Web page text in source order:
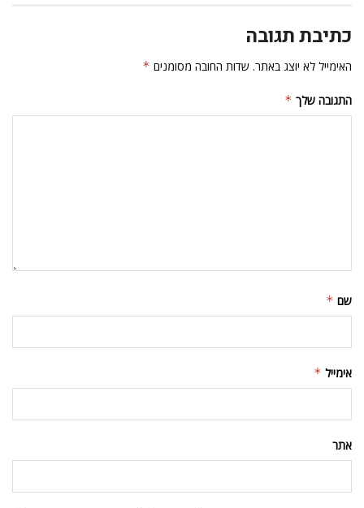
כתיבת תגובה
האימייל לא יוצג באתר. שדות החובה מסומנים *
התגובה שלך *
שם *
אימייל *
אתר